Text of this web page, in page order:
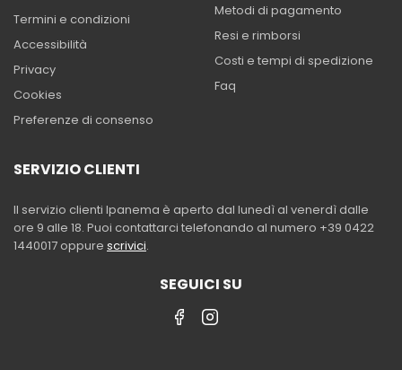
Termini e condizioni
Accessibilità
Privacy
Cookies
Preferenze di consenso
Metodi di pagamento
Resi e rimborsi
Costi e tempi di spedizione
Faq
SERVIZIO CLIENTI
Il servizio clienti Ipanema è aperto dal lunedì al venerdì dalle
ore 9 alle 18. Puoi contattarci telefonando al numero +39 0422
1440017 oppure scrivici.
SEGUICI SU